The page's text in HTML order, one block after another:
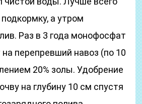
а утром
Раз в 3 года монофосфат
перепревший навоз (по 10
20% золы. Удобрение
на глубину 10 см спустя